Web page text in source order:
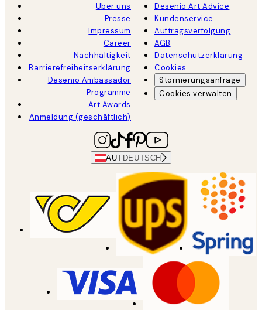
Über uns
Presse
Impressum
Career
Nachhaltigkeit
Barrierefreiheitserklärung
Desenio Ambassador
Programme
Art Awards
Anmeldung (geschäftlich)
Desenio Art Advice
Kundenservice
Auftragsverfolgung
AGB
Datenschutzerklärung
Cookies
Stornierungsanfrage
Cookies verwalten
AUT DEUTSCH